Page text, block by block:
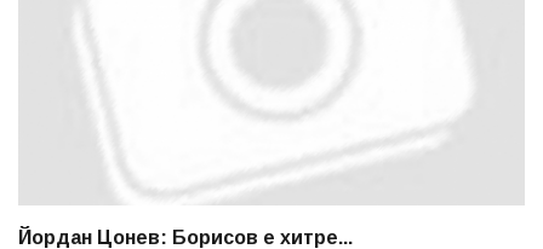
Йордан Цонев: Борисов е хитре...